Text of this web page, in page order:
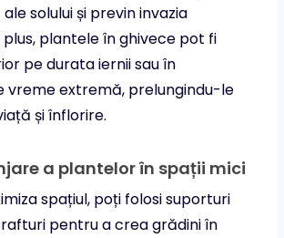
solului și previn invazia
plus, plantele în ghivece pot fi
pe durata iernii sau în
vreme extremă, prelungindu-le
și înflorire.
a plantelor în spații mici
spațiul, poți folosi suporturi
pentru a crea grădini în